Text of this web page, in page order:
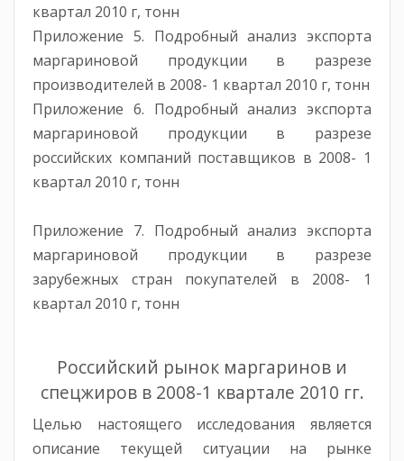
квартал 2010 г, тонн
Приложение 5. Подробный анализ экспорта
маргариновой продукции в разрезе
производителей в 2008- 1 квартал 2010 г, тонн
Приложение 6. Подробный анализ экспорта
маргариновой продукции в разрезе
российских компаний поставщиков в 2008- 1
квартал 2010 г, тонн
Приложение 7. Подробный анализ экспорта
маргариновой продукции в разрезе
зарубежных стран покупателей в 2008- 1
квартал 2010 г, тонн
Российский рынок маргаринов и
спецжиров в 2008-1 квартале 2010 гг.
Целью настоящего исследования является
описание текущей ситуации на рынке